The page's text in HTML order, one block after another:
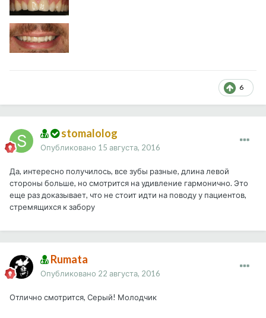
6
stomalolog
Опубликовано 15 августа, 2016
Да, интересно получилось, все зубы разные, длина левой
стороны больше, но смотрится на удивление гармонично. Это
еще раз доказывает, что не стоит идти на поводу у пациентов,
стремящихся к забору
Rumata
Опубликовано 22 августа, 2016
Отлично смотрится, Серый! Молодчик